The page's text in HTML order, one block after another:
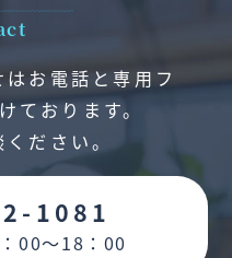
お電話と専用フ
ております。
ださい。
1081
00～18：00